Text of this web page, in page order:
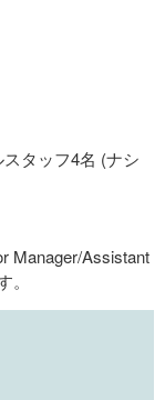
タッフ4名 (ナシ
Manager/Assistant